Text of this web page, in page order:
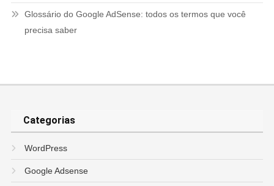
Glossário do Google AdSense: todos os termos que você
precisa saber
Categorias
WordPress
Google Adsense